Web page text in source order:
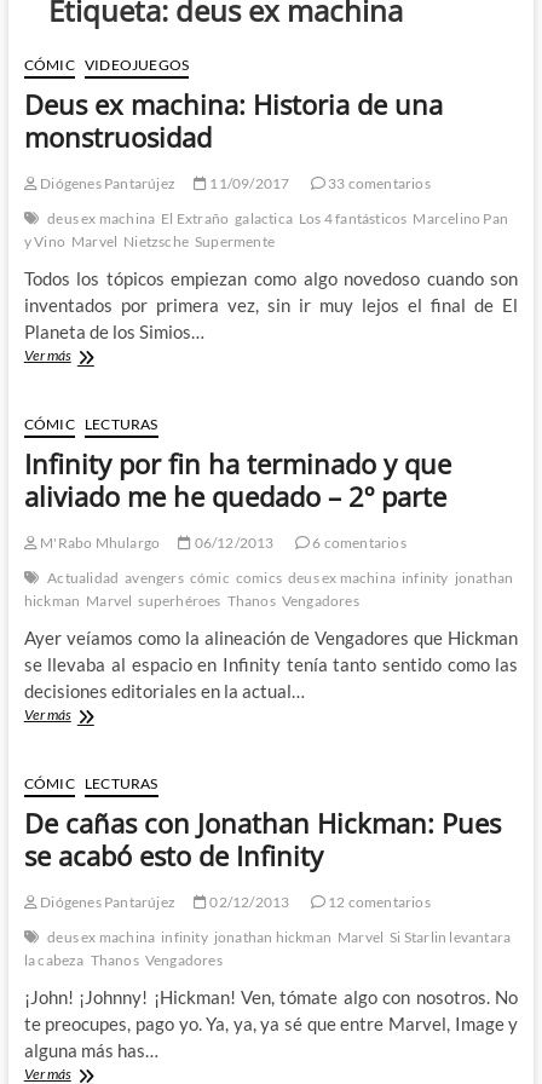
Etiqueta: deus ex machina
CÓMIC VIDEOJUEGOS
Deus ex machina: Historia de una
monstruosidad
Diógenes Pantarújez 11/09/2017
33 comentarios
deus ex machina El Extraño galactica Los 4 fantásticos Marcelino Pan
y Vino Marvel Nietzsche Supermente
Todos los tópicos empiezan como algo novedoso cuando son
inventados por primera vez, sin ir muy lejos el final de El
Planeta de los Simios…
Ver másDeus
Historia
de
una
monstruosidad
CÓMIC LECTURAS
Infinity por fin ha terminado y que
aliviado me he quedado – 2º parte
M'Rabo Mhulargo 06/12/2013
6 comentarios
Actualidad avengers cómic comics deus ex machina infinity jonathan
hickman Marvel superhéroes Thanos Vengadores
Ayer veíamos como la alineación de Vengadores que Hickman
se llevaba al espacio en Infinity tenía tanto sentido como las
decisiones editoriales en la actual…
Ver másInfinity
ha
terminado
y
aliviado
he
parte
CÓMIC LECTURAS
De cañas con Jonathan Hickman: Pues
se acabó esto de Infinity
Diógenes Pantarújez 02/12/2013
12 comentarios
deus ex machina infinity jonathan hickman Marvel Si Starlin levantara
la cabeza Thanos Vengadores
¡John! ¡Johnny! ¡Hickman! Ven, tómate algo con nosotros. No
te preocupes, pago yo. Ya, ya, ya sé que entre Marvel, Image y
alguna más has…
Ver másDe